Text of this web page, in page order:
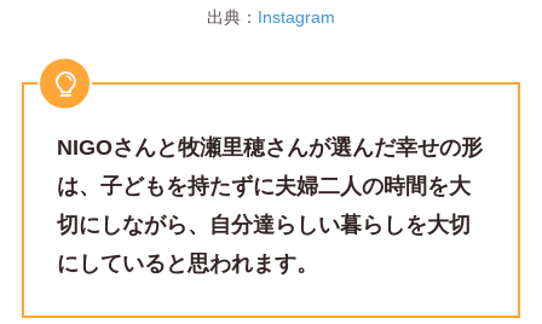
出典： Instagram
NIGOさんと牧瀬里穂さんが選んだ幸せの形
は、子どもを持たずに夫婦二人の時間を大
切にしながら、自分達らしい暮らしを大切
にしていると思われます。